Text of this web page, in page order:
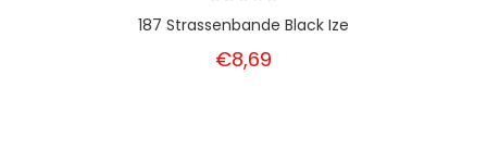
187 Strassenbande Black Ize
€8,69